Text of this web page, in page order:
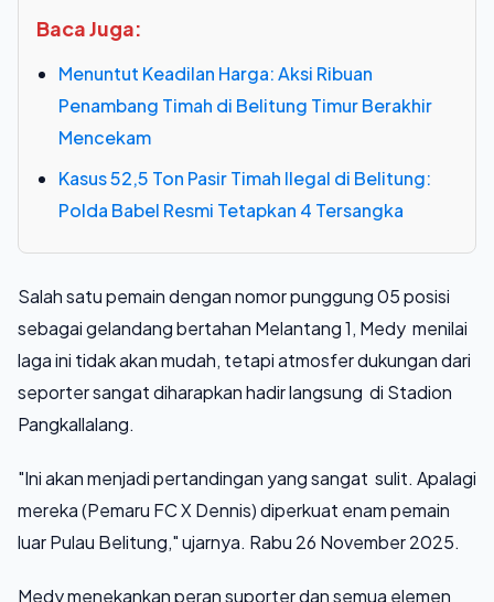
Baca Juga:
Menuntut Keadilan Harga: Aksi Ribuan
Penambang Timah di Belitung Timur Berakhir
Mencekam
Kasus 52,5 Ton Pasir Timah Ilegal di Belitung:
Polda Babel Resmi Tetapkan 4 Tersangka
Salah satu pemain dengan nomor punggung 05 posisi
sebagai gelandang bertahan Melantang 1, Medy menilai
laga ini tidak akan mudah, tetapi atmosfer dukungan dari
seporter sangat diharapkan hadir langsung di Stadion
Pangkallalang.
"Ini akan menjadi pertandingan yang sangat sulit. Apalagi
mereka (Pemaru FC X Dennis) diperkuat enam pemain
luar Pulau Belitung," ujarnya. Rabu 26 November 2025.
Medy menekankan peran suporter dan semua elemen